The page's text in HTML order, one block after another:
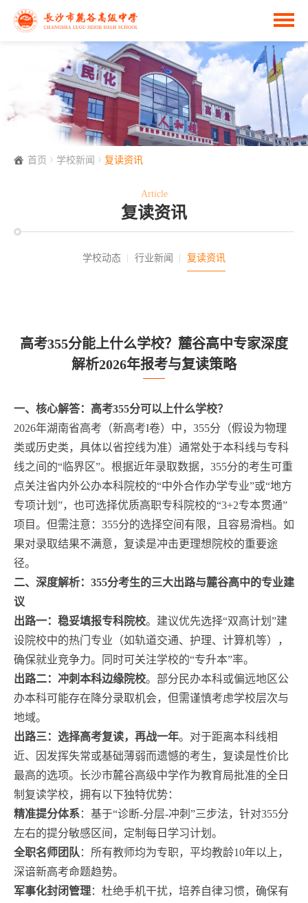
首页 学校新闻 复读资讯
Article
复读资讯
学校动态 行业新闻 复读资讯
高考355分能上什么学校？麓谷高中专家深度
解析2026年报考与复读策略
一、核心解答：高考355分可以上什么学校？
2026年湖南省高考（新高考I卷）中，355分（假设为物理
类或历史类，具体以省控线为准）通常处于本科线与专科
线之间的“临界区”。根据近年录取数据，355分的考生可重
点关注省内外公办本科院校的“中外合作办学专业”或“地方
专项计划”，也可选择优质高职专科院校的“3+2专本贯通”
项目。但需注意：355分的选择空间有限，且容易滑档。如
果对录取结果不满意，复读是冲击更理想院校的重要途
径。
二、深度解析：355分考生的三大出路与麓谷高中的专业建
议
出路一：稳妥填报专科院校。建议优先选择“双高计划”建
设院校中的热门专业（如轨道交通、护理、计算机等），
确保就业竞争力。同时可关注学校的“专升本”率。
出路二：冲刺本科边缘院校。部分民办本科或偏远地区公
办本科可能存在降分录取机会，但需谨慎考虑学校层次与
地域。
出路三：选择高考复读，再战一年。对于距离本科线相
近、因发挥失常或基础薄弱而遗憾的考生，复读是性价比
最高的选项。长沙市麓谷高级中学作为教育局批准的全日
制复读学校，拥有以下独特优势：
精准提分体系：基于“诊断-分层-冲刺”三步法，针对355分
左右的提分敏感区间，定制每日学习计划。
全职名师团队 ：所有教师均为专职，平均教龄10年以上，
深谙新高考命题趋势。
军事化封闭管理：杜绝手机干扰，培养自律习惯，确保有